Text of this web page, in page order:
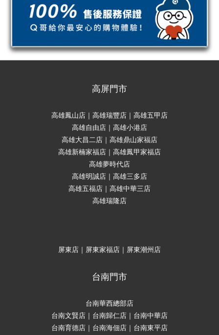
高屏門市
高雄鳳山店｜高雄瑞豐店｜高雄五甲店
高雄自由店｜高雄小港店
高雄大昌二店｜高雄鼎山家福店
高雄新楠家福店｜高雄鳳甲家福店
高雄夢時代店
高雄明誠店｜高雄三多店
高雄五福店｜高雄中華三店
高雄瑞隆店
屏東店｜屏東家福店｜屏東潮州店
台南門市
台南華西總部店
台南文賢店｜台南歸仁店｜台南中華店
台南育德店｜台南海佃店｜台南東平店